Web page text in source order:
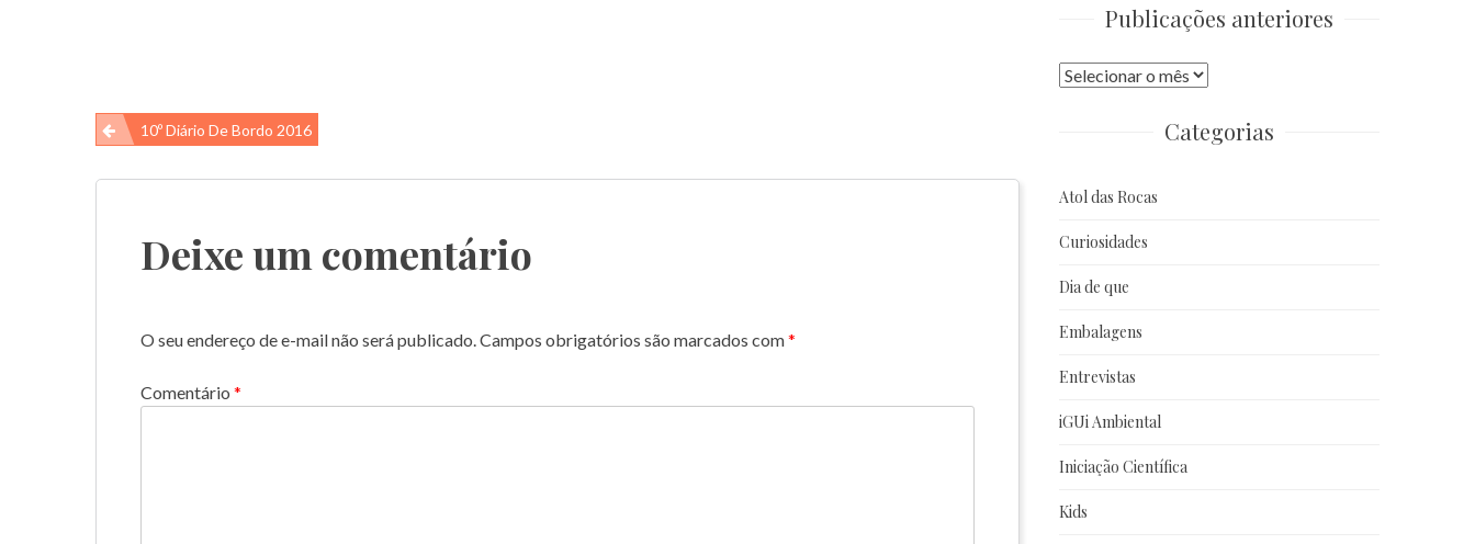
Navegação
de
10º Diário De Bordo 2016
Deixe um comentário
O seu endereço de e-mail não será publicado.Campos obrigatórios são marcados com*
Comentário *
Publicações anteriores
Publicações
Categorias
Atol das Rocas
Curiosidades
Dia de que
Embalagens
Entrevistas
iGUi Ambiental
Iniciação Científica
Kids